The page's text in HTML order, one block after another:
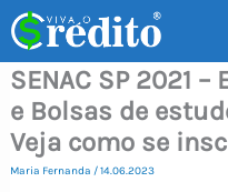
para
conteúdo
SENAC SP 2021
e Bolsas de
Veja como se
Maria Fernanda /14.06.2023